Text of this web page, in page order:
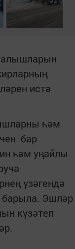
истә
һәм
бар
һәм уңайлы
үзәгендә
Эшләр
күзәтеп